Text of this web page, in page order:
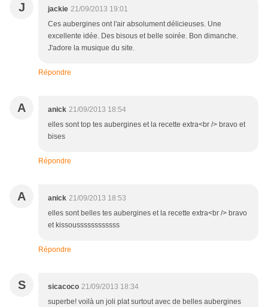
J jackie 21/09/2013 19:01
Ces aubergines ont l'air absolument délicieuses. Une
excellente idée. Des bisous et belle soirée. Bon dimanche.
J'adore la musique du site.
Répondre
A anick 21/09/2013 18:54
elles sont top tes aubergines et la recette extra<br /> bravo et
bises
Répondre
A anick 21/09/2013 18:53
elles sont belles tes aubergines et la recette extra<br /> bravo
et kissoussssssssssss
Répondre
S sicacoco 21/09/2013 18:34
superbe! voilà un joli plat surtout avec de belles aubergines